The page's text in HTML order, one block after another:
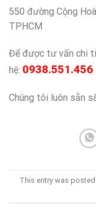
550 đường Cộng
TPHCM
Để được tư vấn chi
hệ:
Chúng tôi luôn sẵn
This entry was posted